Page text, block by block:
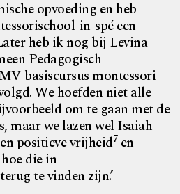
opvoeding en heb
in-spé een
heb ik nog bij Levina
Pedagogisch
basiscursus montessori
We hoefden niet alle
om te gaan met de
maar we lazen wel Isaiah
positieve vrijheid7en
die in
te vinden zijn.’